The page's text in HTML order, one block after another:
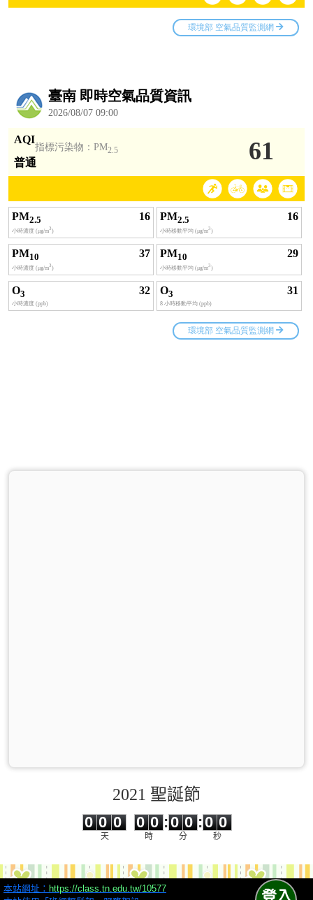
2021 聖誕節
0 0
0
0
天
0
0
0
0
時
:
0
0
0
0
分
:0 0
秒
本站網址： https://class.tn.edu.tw/10577